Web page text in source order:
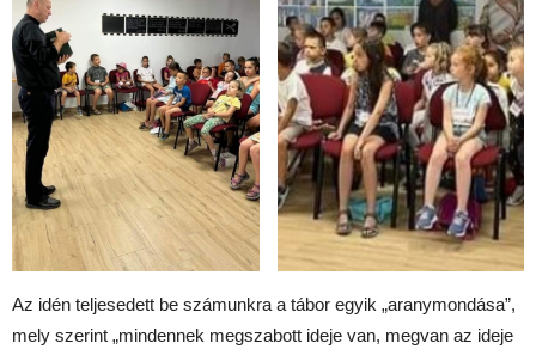
Az idén teljesedett be számunkra a tábor egyik „aranymondása”,
mely szerint „mindennek megszabott ideje van, megvan az ideje